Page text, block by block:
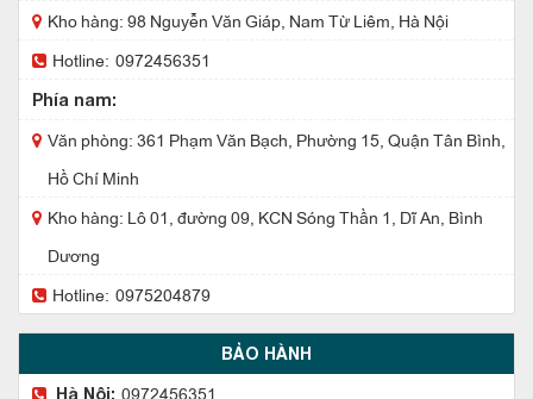
Kho hàng: 98 Nguyễn Văn Giáp, Nam Từ Liêm, Hà Nội
Hotline: 0972456351
Phía nam:
Văn phòng: 361 Phạm Văn Bạch, Phường 15, Quận Tân Bình,
Hồ Chí Minh
Kho hàng: Lô 01, đường 09, KCN Sóng Thần 1, Dĩ An, Bình
Dương
Hotline: 0975204879
BẢO HÀNH
Hà Nội: 0972456351